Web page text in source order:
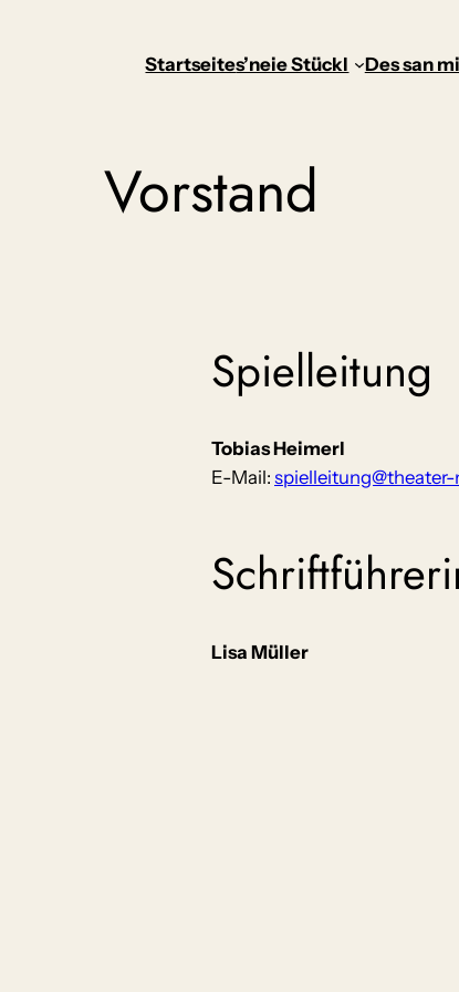
Startseites’neie Stückl Des san
Vorstand
Spielleitung
Tobias Heimerl
E-Mail:
Lisa Müller